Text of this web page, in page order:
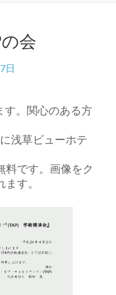
会
日
す。関心のある方
浅草ビューホテ
料です。画像をク
す。